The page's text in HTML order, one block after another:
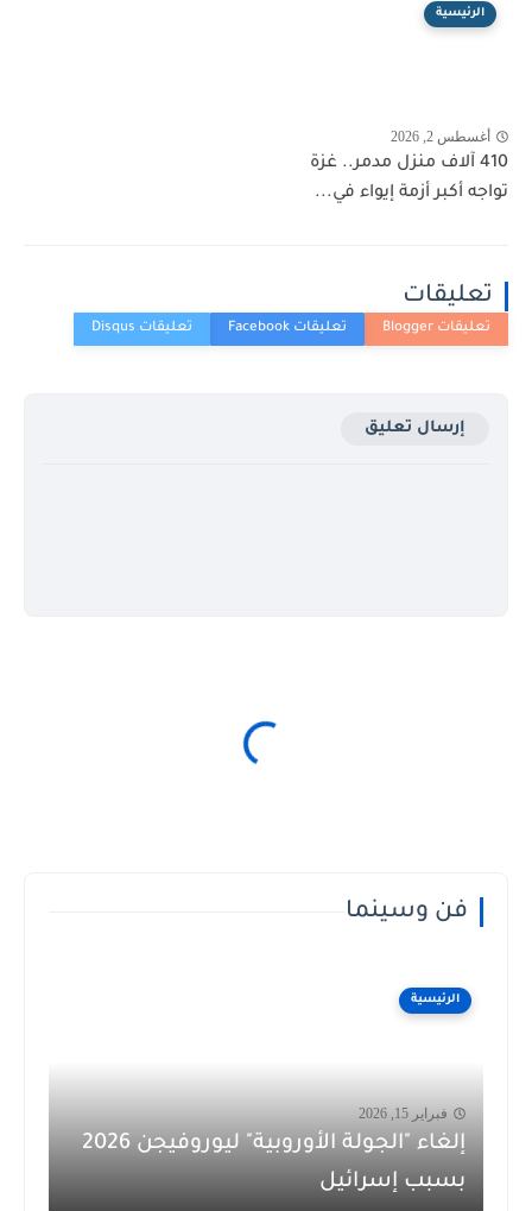
الرئيسية
أغسطس 2, 2026
410 آلاف منزل مدمر.. غزة
تواجه أكبر أزمة إيواء في...
تعليقات
إرسال تعليق
فن وسينما
الرئيسية
فبراير 15, 2026
إلغاء "الجولة الأوروبية" ليوروفيجن 2026
بسبب إسرائيل